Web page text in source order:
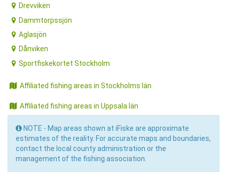
Drevviken
Dammtorpssjön
Aglasjön
Dånviken
Sportfiskekortet Stockholm
Affiliated fishing areas in Stockholms län
Affiliated fishing areas in Uppsala län
NOTE - Map areas shown at iFiske are approximate
estimates of the reality. For accurate maps and boundaries,
contact the local county administration or the
management of the fishing association.